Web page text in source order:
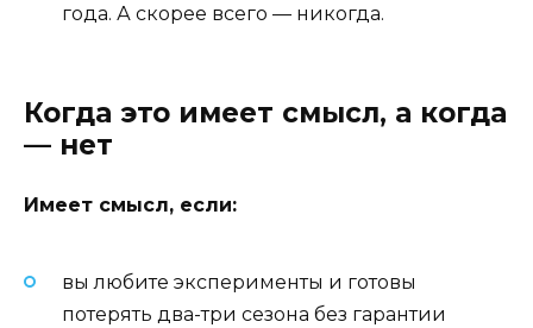
года. А скорее всего — никогда.
Когда это имеет смысл, а когда
— нет
Имеет смысл, если:
вы любите эксперименты и готовы
потерять два-три сезона без гарантии